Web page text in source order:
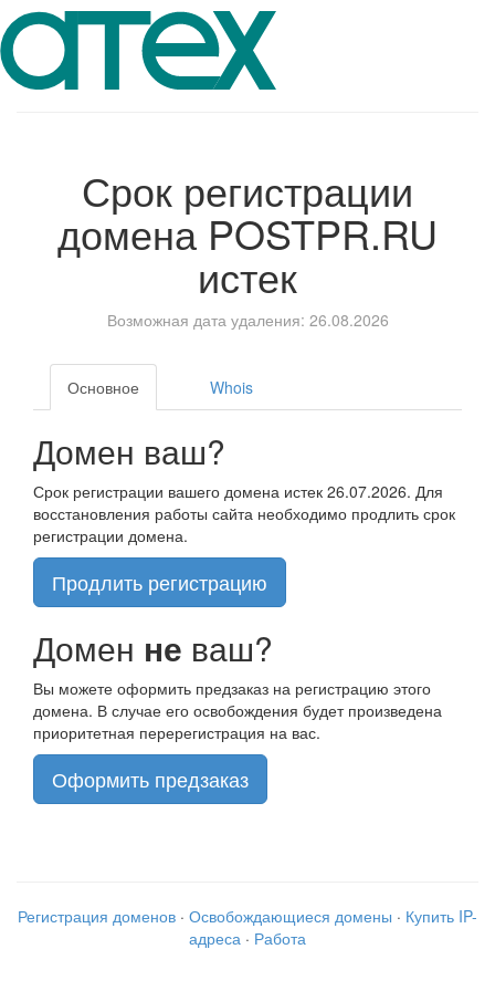
Срок регистрации
домена POSTPR.RU
истек
Возможная дата удаления: 26.08.2026
Основное Whois
Домен ваш?
Срок регистрации вашего домена истек 26.07.2026. Для
восстановления работы сайта необходимо продлить срок
регистрации домена.
Продлить регистрацию
Домен не ваш?
Вы можете оформить предзаказ на регистрацию этого
домена. В случае его освобождения будет произведена
приоритетная перерегистрация на вас.
Оформить предзаказ
Регистрация доменов · Освобождающиеся домены · Купить IP-
адреса · Работа